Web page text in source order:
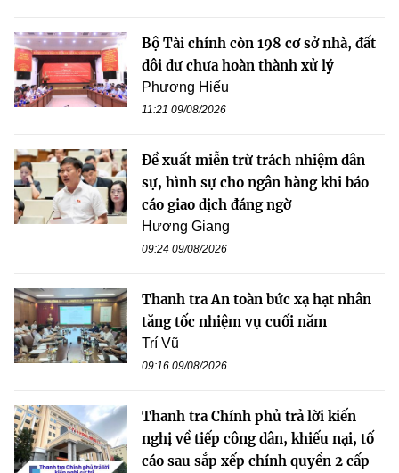
Bộ Tài chính còn 198 cơ sở nhà, đất
dôi dư chưa hoàn thành xử lý
Phương Hiếu
11:21 09/08/2026
Đề xuất miễn trừ trách nhiệm dân
sự, hình sự cho ngân hàng khi báo
cáo giao dịch đáng ngờ
Hương Giang
09:24 09/08/2026
Thanh tra An toàn bức xạ hạt nhân
tăng tốc nhiệm vụ cuối năm
Trí Vũ
09:16 09/08/2026
Thanh tra Chính phủ trả lời kiến
nghị về tiếp công dân, khiếu nại, tố
cáo sau sắp xếp chính quyền 2 cấp